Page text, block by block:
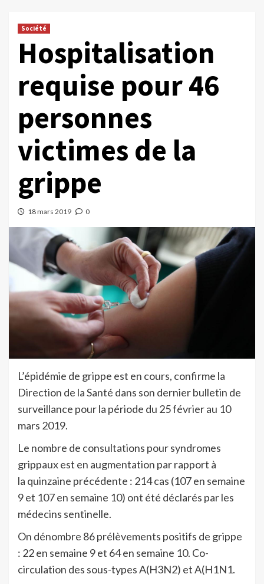
Société
Hospitalisation
requise pour 46
personnes
victimes de la
grippe
18 mars 2019 0
L’épidémie de grippe est en cours, confirme la
Direction de la Santé dans son dernier bulletin de
surveillance pour la période du 25 février au 10
mars 2019.
Le nombre de consultations pour syndromes
grippaux est en augmentation par rapport à
la quinzaine précédente : 214 cas (107 en semaine
9 et 107 en semaine 10) ont été déclarés par les
médecins sentinelle.
On dénombre 86 prélèvements positifs de grippe
: 22 en semaine 9 et 64 en semaine 10. Co-
circulation des sous-types A(H3N2) et A(H1N1.